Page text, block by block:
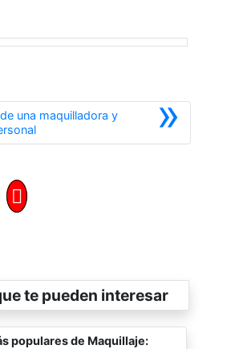
»
una maquilladora y
Siguiente
te pueden interesar
populares de Maquillaje: